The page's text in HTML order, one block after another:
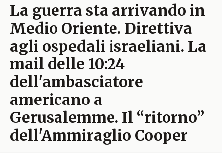
La guerra sta arrivando in
Medio Oriente. Direttiva
agli ospedali israeliani. La
mail delle 10:24
dell'ambasciatore
americano a
Gerusalemme. Il “ritorno”
dell'Ammiraglio Cooper